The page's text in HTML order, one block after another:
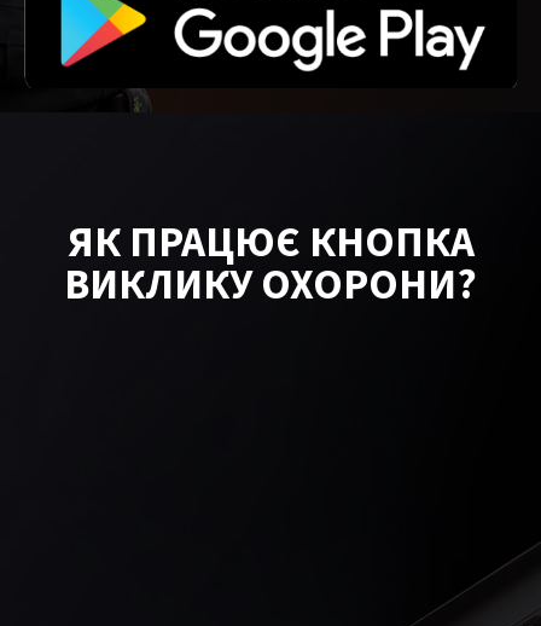
ЯК ПРАЦЮЄ КНОПКА
ВИКЛИКУ ОХОРОНИ?